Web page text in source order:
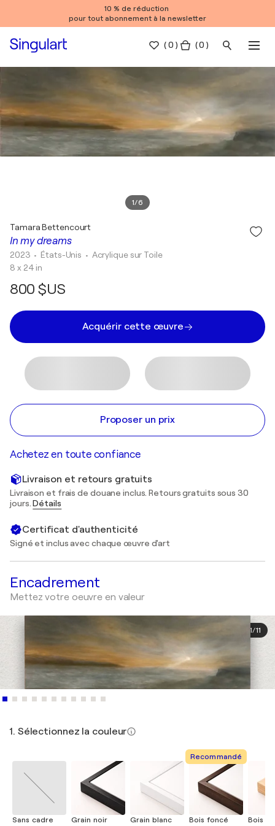
10 % de réduction
pour tout abonnement à la newsletter
(0 ) ( 0 )
1/6
In my dreams
Tamara Bettencourt
2023 • États-Unis • Acrylique sur Toile
8 x 24 in
800 $US
Acquérir cette œuvre
Proposer un prix
Achetez en toute confiance
Livraison et retours gratuits
Livraison et frais de douane inclus. Retours gratuits sous 30
jours.Détails
Certificat d'authenticité
Signé et inclus avec chaque œuvre d'art
Encadrement
Mettez votre oeuvre en valeur
1/11
1. Sélectionnez la couleur
Sans cadre
Grain noir
Grain blanc
Recommandé
Bois foncé
Bois